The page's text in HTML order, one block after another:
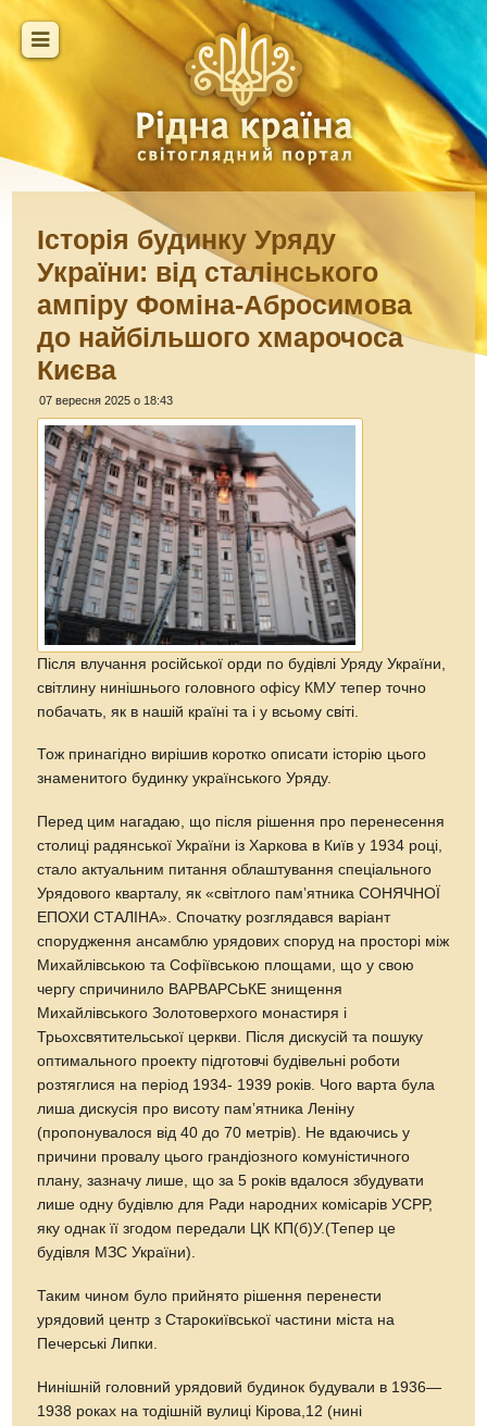
Історія будинку Уряду
України: від сталінського
ампіру Фоміна-Абросимова
до найбільшого хмарочоса
Києва
07 вересня 2025 о 18:43
Після влучання російської орди по будівлі Уряду України,
світлину нинішнього головного офісу КМУ тепер точно
побачать, як в нашій країні та і у всьому світі.
Тож принагідно вирішив коротко описати історію цього
знаменитого будинку українського Уряду.
Перед цим нагадаю, що після рішення про перенесення
столиці радянської України із Харкова в Київ у 1934 році,
стало актуальним питання облаштування спеціального
Урядового кварталу, як «світлого памʼятника СОНЯЧНОЇ
ЕПОХИ СТАЛІНА». Спочатку розглядався варіант
спорудження ансамблю урядових споруд на просторі між
Михайлівською та Софіївською площами, що у свою
чергу спричинило ВАРВАРСЬКЕ знищення
Михайлівського Золотоверхого монастиря і
Трьохсвятительської церкви. Після дискусій та пошуку
оптимального проекту підготовчі будівельні роботи
розтяглися на період 1934- 1939 років. Чого варта була
лиша дискусія про висоту памʼятника Леніну
(пропонувалося від 40 до 70 метрів). Не вдаючись у
причини провалу цього грандіозного комуністичного
плану, зазначу лише, що за 5 років вдалося збудувати
лише одну будівлю для Ради народних комісарів УСРР,
яку однак її згодом передали ЦК КП(б)У.(Тепер це
будівля МЗС України).
Таким чином було прийнято рішення перенести
урядовий центр з Старокиївської частини міста на
Печерські Липки.
Нинішній головний урядовий будинок будували в 1936—
1938 роках на тодішній вулиці Кірова,12 (нині